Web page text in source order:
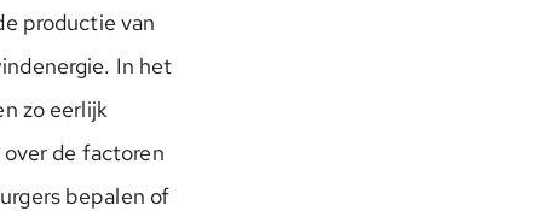
productie van
In het
zo eerlijk
de factoren
bepalen of